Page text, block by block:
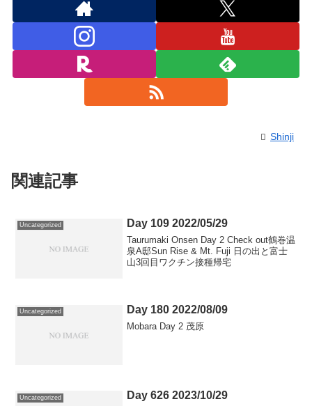
Shinji
関連記事
Uncategorized Day 109 2022/05/29
Taurumaki Onsen Day 2 Check out鶴巻温
泉A邸Sun Rise & Mt. Fuji 日の出と富士
山3回目ワクチン接種帰宅
Uncategorized Day 180 2022/08/09
Mobara Day 2 茂原
Uncategorized Day 626 2023/10/29